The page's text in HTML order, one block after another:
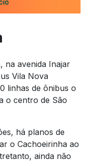
na avenida Inajar
Vila Nova
linhas de ônibus o
o centro de São
há planos de
o Cachoeirinha ao
ainda não